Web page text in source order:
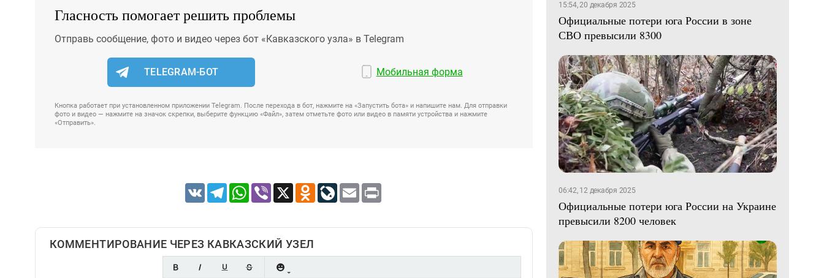
Гласность помогает решить проблемы
Отправь сообщение, фото и видео через бот «Кавказского узла» в Telegram
TELEGRAM-БОТ Мобильная форма
Кнопка работает при установленном приложении Telegram. После перехода в бот, нажмите на «Запустить бота» и напишите нам. Для отправки
фото и видео — нажмите на значок скрепки, выберите функцию «Файл», затем отметьте фото или видео в памяти устройства и нажмите
«Отправить».
VK TelegramWhatsApp
Viber X Odnoklassniki
LiveJournal
Email
КОММЕНТИРОВАНИЕ ЧЕРЕЗ КАВКАЗСКИЙ УЗЕЛ
15:54, 20 декабря 2025
Официальные потери юга России в зоне
СВО превысили 8300
06:42, 12 декабря 2025
Официальные потери юга России на Украине
превысили 8200 человек